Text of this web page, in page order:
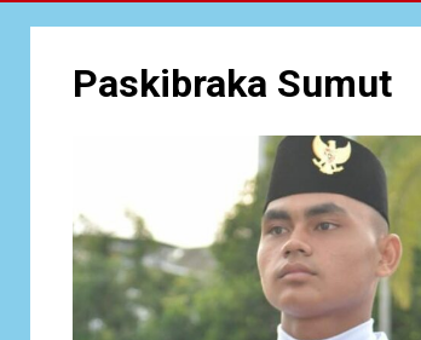
Paskibraka Sumut